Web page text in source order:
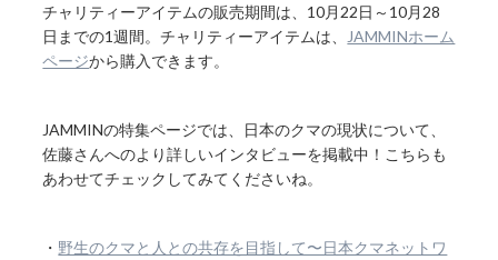
チャリティーアイテムの販売期間は、10月22日～10月28
日までの1週間。チャリティーアイテムは、
JAMMINホーム
ページから購入できます。
JAMMINの特集ページでは、日本のクマの現状について、
佐藤さんへのより詳しいインタビューを掲載中！こちらも
あわせてチェックしてみてくださいね。
・ 野生のクマと人との共存を目指して〜日本クマネットワ